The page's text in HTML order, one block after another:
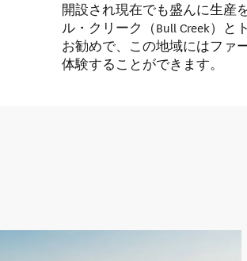
開設され現在でも盛んに生産
ル・クリーク（Bull Creek）と
お勧めで、この地域にはファ
体験することができます。